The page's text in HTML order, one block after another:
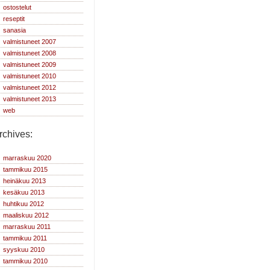
ostostelut
reseptit
sanasia
valmistuneet 2007
valmistuneet 2008
valmistuneet 2009
valmistuneet 2010
valmistuneet 2012
valmistuneet 2013
web
marraskuu 2020
tammikuu 2015
heinäkuu 2013
kesäkuu 2013
huhtikuu 2012
maaliskuu 2012
marraskuu 2011
tammikuu 2011
syyskuu 2010
tammikuu 2010